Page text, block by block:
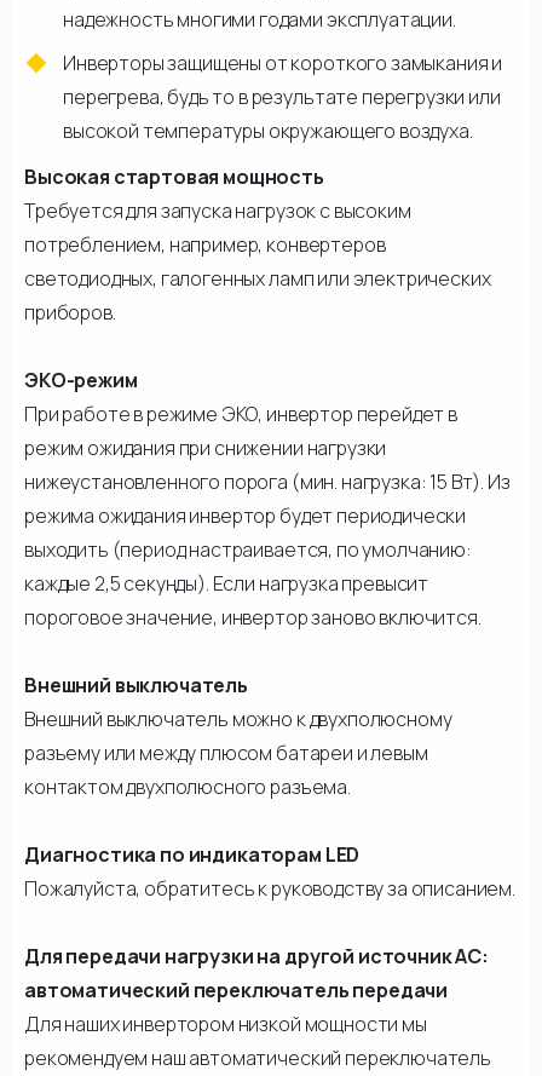
надежность многими годами эксплуатации.
Инверторы защищены от короткого замыкания и
перегрева, будь то в результате перегрузки или
высокой температуры окружающего воздуха.
Высокая стартовая мощность
Требуется для запуска нагрузок с высоким
потреблением, например, конвертеров
светодиодных, галогенных ламп или электрических
приборов.
ЭКО-режим
При работе в режиме ЭКО, инвертор перейдет в
режим ожидания при снижении нагрузки
нижеустановленного порога (мин. нагрузка: 15 Вт). Из
режима ожидания инвертор будет периодически
выходить (период настраивается, по умолчанию:
каждые 2,5 секунды). Если нагрузка превысит
пороговое значение, инвертор заново включится.
Внешний выключатель
Внешний выключатель можно к двухполюсному
разъему или между плюсом батареи и левым
контактом двухполюсного разъема.
Диагностика по индикаторам LED
Пожалуйста, обратитесь к руководству за описанием.
Для передачи нагрузки на другой источник АС:
автоматический переключатель передачи
Для наших инвертором низкой мощности мы
рекомендуем наш автоматический переключатель